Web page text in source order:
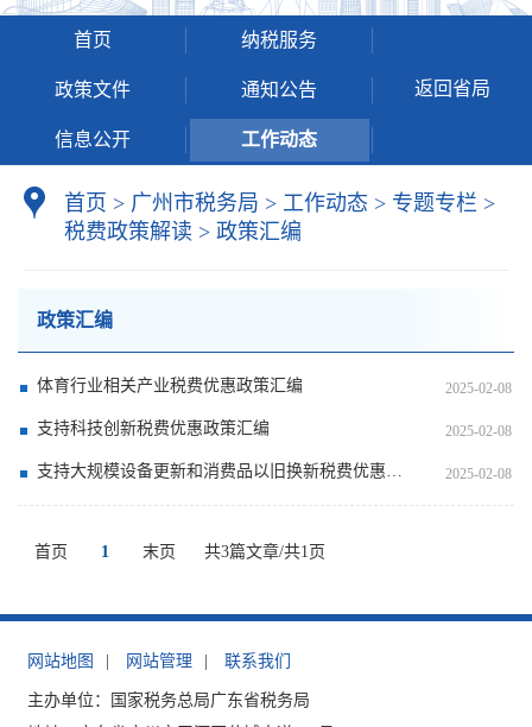
首页 纳税服务
政策文件 通知公告
信息公开 工作动态
返回省局
首页 > 广州市税务局 > 工作动态 > 专题专栏 >
税费政策解读 > 政策汇编
政策汇编
体育行业相关产业税费优惠政策汇编 2025-02-08
支持科技创新税费优惠政策汇编 2025-02-08
支持大规模设备更新和消费品以旧换新税费优惠政策汇编 2025-02-08
首页 1 末页 共3篇文章/共1页
网站地图 网站管理 联系我们
主办单位：国家税务总局广东省税务局